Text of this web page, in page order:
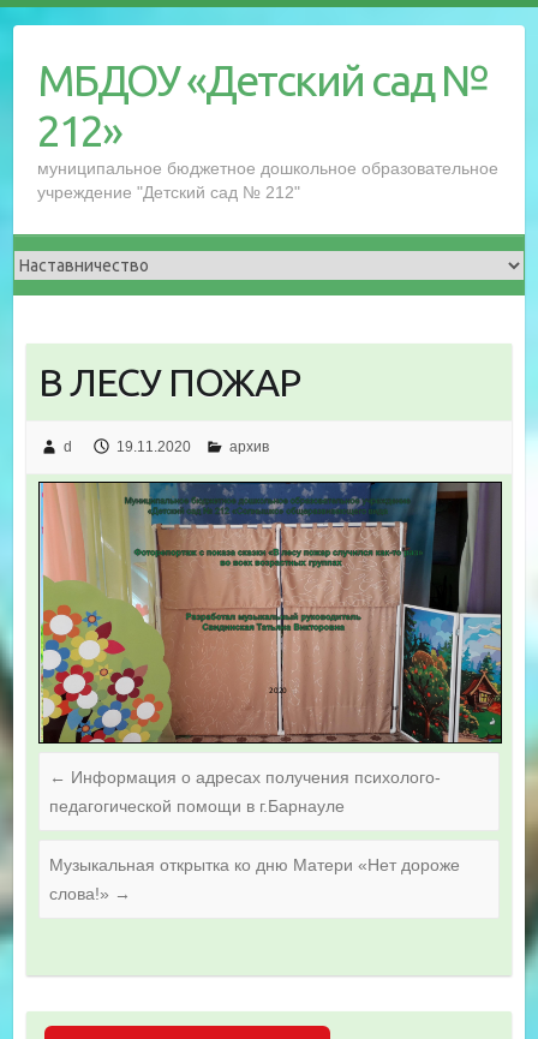
содержимому
МБДОУ «Детский сад №
212»
муниципальное бюджетное дошкольное образовательное
учреждение "Детский сад № 212"
В ЛЕСУ ПОЖАР
d 19.11.2020 архив
← Информация о адресах получения психолого-
педагогической помощи в г.Барнауле
Музыкальная открытка ко дню Матери «Нет дороже
слова!» →